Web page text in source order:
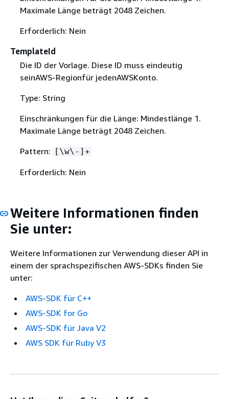
Maximale Länge beträgt 2048 Zeichen.
Erforderlich: Nein
TemplateId
Die ID der Vorlage. Diese ID muss eindeutig
seinAWS-Regionfür jedenAWSKonto.
Type: String
Einschränkungen für die Länge: Mindestlänge 1.
Maximale Länge beträgt 2048 Zeichen.
Pattern:
[\w\-]+
Erforderlich: Nein
Weitere Informationen finden
Sie unter:
Weitere Informationen zur Verwendung dieser API in
einem der sprachspezifischen AWS-SDKs finden Sie
unter:
AWS-SDK für C++
AWS-SDK for Go
AWS-SDK für Java V2
AWS SDK für Ruby V3